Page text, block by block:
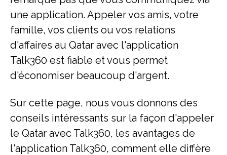
une application. Appeler vos amis, votre
famille, vos clients ou vos relations
d'affaires au Qatar avec l'application
Talk360 est fiable et vous permet
d'économiser beaucoup d'argent.
Sur cette page, nous vous donnons des
conseils intéressants sur la façon d'appeler
le Qatar avec Talk360, les avantages de
l'application Talk360, comment elle diffère